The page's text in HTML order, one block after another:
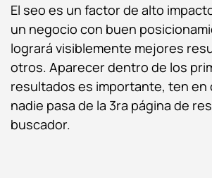
El seo es un factor de alto
un negocio con buen
logrará visiblemente mejores
otros. Aparecer dentro de los
resultados es importante, ten en
nadie pasa de la 3ra página de
buscador.